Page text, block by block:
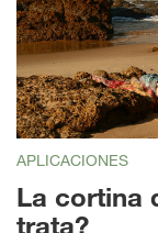
APLICACIONES
La cortina
trata?